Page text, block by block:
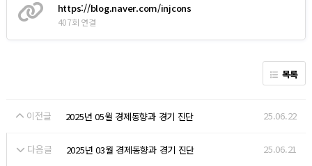
https://blog.naver.com/injcons
407회 연결
목록
이전글 2025년 05월 경제동향과 경기 진단 25.06.22
다음글 2025년 03월 경제동향과 경기 진단 25.06.21